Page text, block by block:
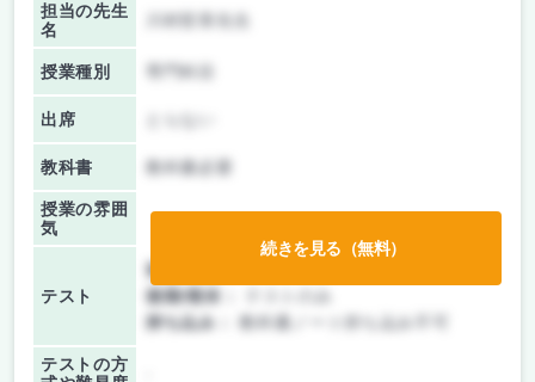
担当の先生
名
授業種別
出席
教科書 教科書必要
授業の雰囲
気
テスト
前期/中間：
後期/期末：
持ち込み：
教科書ノート持ち込み不可
テストの方
続きを見る（無料）